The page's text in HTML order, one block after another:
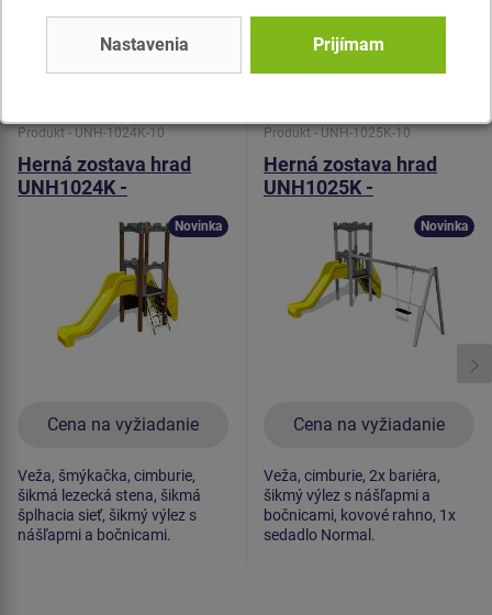
Podobnýtovar
Produkt - UNH-1024K-10
Herná zostava hrad
UNH1024K -
Cena na vyžiadanie
Novinka
Veža, šmýkačka, cimburie,
šikmá lezecká stena, šikmá
šplhacia sieť, šikmý výlez s
nášľapmi a bočnicami.
Produkt - UNH-1025K-10
Herná zostava hrad
UNH1025K -
Cena na vyžiadanie
Novinka
Veža, cimburie, 2x bariéra,
šikmý výlez s nášľapmi a
bočnicami, kovové rahno, 1x
sedadlo Normal.
Nastavenia Prijímam